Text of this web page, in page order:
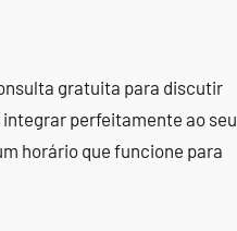
gratuita para discutir
perfeitamente ao seu
horário que funcione para